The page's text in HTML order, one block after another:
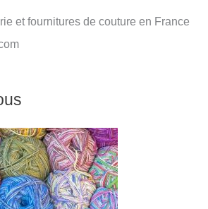
et fournitures de couture en France